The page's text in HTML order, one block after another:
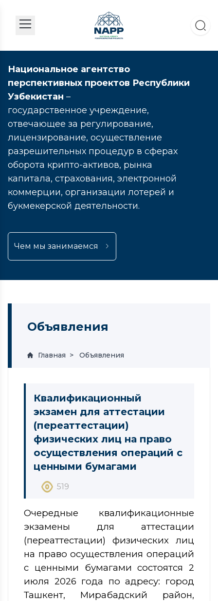
Национальное агентство
перспективных проектов Республики
Узбекистан –
государственное учреждение,
отвечающее за регулирование,
лицензирование, осуществление
разрешительных процедур в сферах
оборота крипто-активов, рынка
капитала, страхования, электронной
коммерции, организации лотерей и
букмекерской деятельности.
Чем мы занимаемся
Объявления
Главная Объявления
Квалификационный
экзамен для аттестации
(переаттестации)
физических лиц на право
осуществления операций с
ценными бумагами
519
Очередные квалификационные
экзамены для аттестации
(переаттестации) физических лиц
на право осуществления операций
с ценными бумагами состоятся 2
июля 2026 года по адресу: город
Ташкент, Мирабадский район,